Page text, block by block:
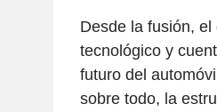
Desde la fusión,
tecnológico y
futuro del
sobre todo, la